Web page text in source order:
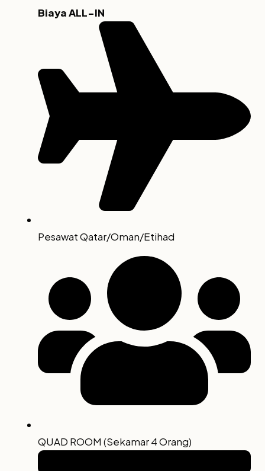
Biaya ALL-IN
Pesawat Qatar/Oman/Etihad
QUAD ROOM (Sekamar 4 Orang)